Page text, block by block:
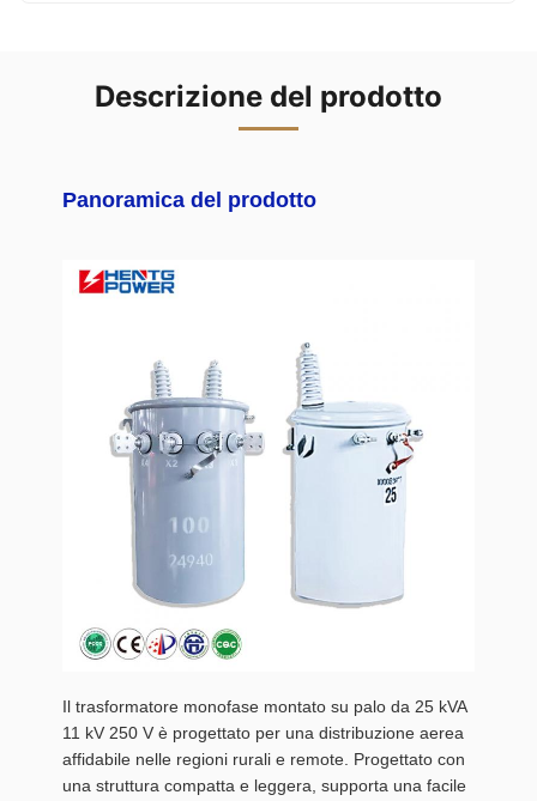
Descrizione del prodotto
Panoramica del prodotto
Il trasformatore monofase montato su palo da 25 kVA
11 kV 250 V è progettato per una distribuzione aerea
affidabile nelle regioni rurali e remote. Progettato con
una struttura compatta e leggera, supporta una facile